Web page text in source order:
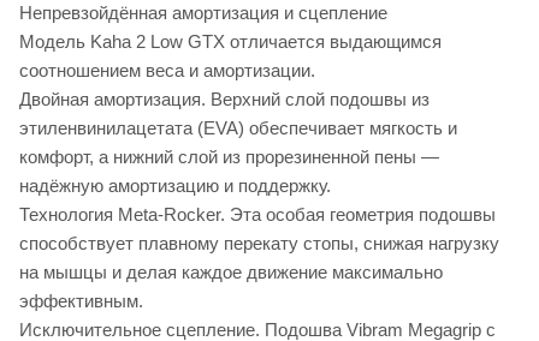
Непревзойдённая амортизация и сцепление
Модель Kaha 2 Low GTX отличается выдающимся
соотношением веса и амортизации.
Двойная амортизация. Верхний слой подошвы из
этиленвинилацетата (EVA) обеспечивает мягкость и
комфорт, а нижний слой из прорезиненной пены —
надёжную амортизацию и поддержку.
Технология Meta-Rocker. Эта особая геометрия подошвы
способствует плавному перекату стопы, снижая нагрузку
на мышцы и делая каждое движение максимально
эффективным.
Исключительное сцепление. Подошва Vibram Megagrip с